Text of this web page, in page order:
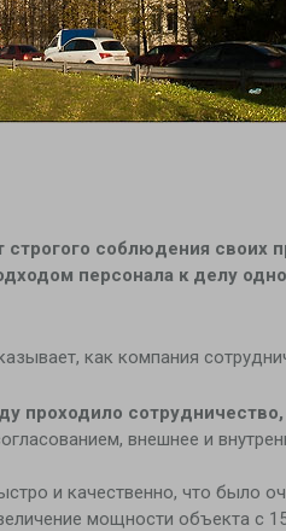
строгого соблюдения
персонала к делу
как компания
проходило
внешнее и
и качественно, что было
мощности объекта с